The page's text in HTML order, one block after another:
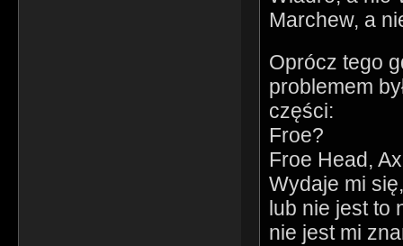
Marchew, a
Oprócz tego
problemem
części:
Froe?
Froe Head,
Wydaje mi
lub nie jest to
nie jest mi